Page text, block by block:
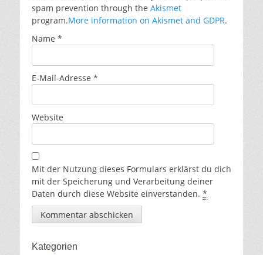
spam prevention through the Akismet
program.More information on Akismet and GDPR.
Name *
E-Mail-Adresse *
Website
Mit der Nutzung dieses Formulars erklärst du dich
mit der Speicherung und Verarbeitung deiner
Daten durch diese Website einverstanden. *
Kategorien